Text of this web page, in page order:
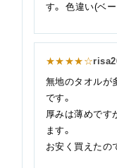
す。 色違い(ベ
★★★★☆
無地のタオルが
です。
厚みは薄めです
ます。
お安く買えたの